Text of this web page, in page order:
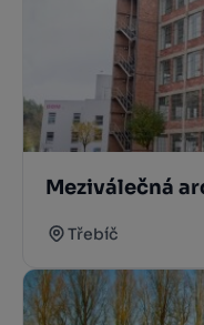
Meziválečná
Třebíč